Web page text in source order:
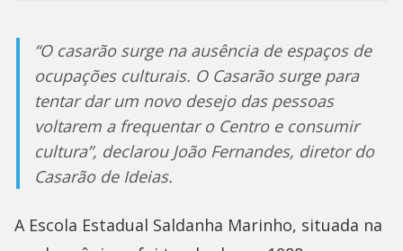
“O casarão surge na ausência de espaços de
ocupações culturais. O Casarão surge para
tentar dar um novo desejo das pessoas
voltarem a frequentar o Centro e consumir
cultura”, declarou João Fernandes, diretor do
Casarão de Ideias.
A Escola Estadual Saldanha Marinho, situada na